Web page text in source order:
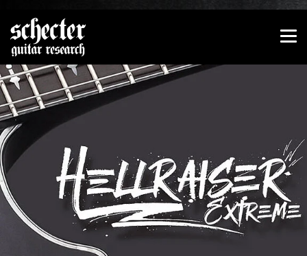
Zeige besser passende Version dieser Seite
Diese Meldung nicht mehr anzeigen